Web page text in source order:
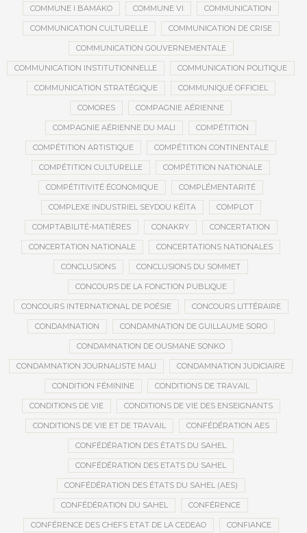
COMMUNE I BAMAKO COMMUNE VI COMMUNICATION
COMMUNICATION CULTURELLE COMMUNICATION DE CRISE
COMMUNICATION GOUVERNEMENTALE
COMMUNICATION INSTITUTIONNELLE COMMUNICATION POLITIQUE
COMMUNICATION STRATÉGIQUE COMMUNIQUÉ OFFICIEL
COMORES COMPAGNIE AÉRIENNE
COMPAGNIE AÉRIENNE DU MALI COMPÉTITION
COMPÉTITION ARTISTIQUE COMPÉTITION CONTINENTALE
COMPÉTITION CULTURELLE COMPÉTITION NATIONALE
COMPÉTITIVITÉ ÉCONOMIQUE COMPLÉMENTARITÉ
COMPLEXE INDUSTRIEL SEYDOU KÉÏTA COMPLOT
COMPTABILITÉ-MATIÈRES CONAKRY CONCERTATION
CONCERTATION NATIONALE CONCERTATIONS NATIONALES
CONCLUSIONS CONCLUSIONS DU SOMMET
CONCOURS DE LA FONCTION PUBLIQUE
CONCOURS INTERNATIONAL DE POÉSIE CONCOURS LITTÉRAIRE
CONDAMNATION CONDAMNATION DE GUILLAUME SORO
CONDAMNATION DE OUSMANE SONKO
CONDAMNATION JOURNALISTE MALI CONDAMNATION JUDICIAIRE
CONDITION FÉMININE CONDITIONS DE TRAVAIL
CONDITIONS DE VIE CONDITIONS DE VIE DES ENSEIGNANTS
CONDITIONS DE VIE ET DE TRAVAIL CONFÉDÉRATION AES
CONFÉDÉRATION DES ÉTATS DU SAHEL
CONFÉDÉRATION DES ETATS DU SAHEL
CONFÉDÉRATION DES ÉTATS DU SAHEL (AES)
CONFÉDÉRATION DU SAHEL CONFÉRENCE
CONFÉRENCE DES CHEFS ETAT DE LA CEDEAO CONFIANCE